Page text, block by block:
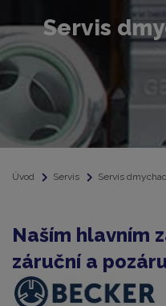
Servis
Úvod Servis Servis
Naším hlavním
záruční a